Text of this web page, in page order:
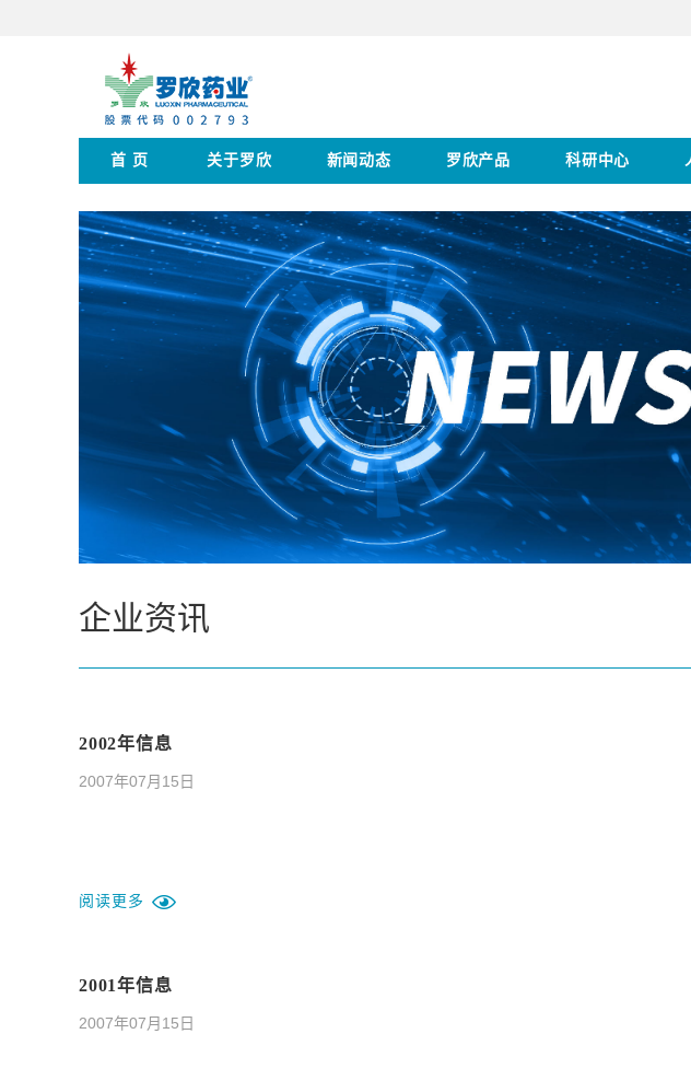
首 页 关于罗欣 新闻动态 罗欣产品 科研中心
企业资讯
2002年信息
2007年07月15日
阅读更多
2001年信息
2007年07月15日